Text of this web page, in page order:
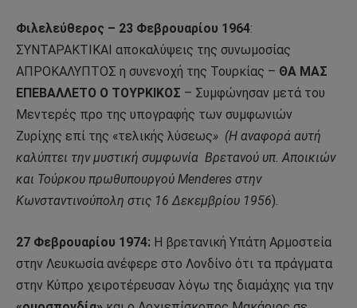
Φιλελεύθερος – 23 Φεβρουαρίου 1964:
ΣΥΝΤΑΡΑΚΤΙΚΑΙ αποκαλύψεις της συνωμοσίας
ΑΠΡΟΚΑΛΥΠΤΟΣ η συνενοχή της Τουρκίας – ΘΑ ΜΑΣ
ΕΠΕΒΑΛΛΕΤΟ Ο ΤΟΥΡΚΙΚΟΣ – Συμφώνησαν μετά του
Μεντερές προ της υπογραφής των συμφωνιών
Ζυρίχης επί της «τελικής λύσεως» (Η αναφορά αυτή
καλύπτει την μυστική συμφωνία Βρετανού υπ. Αποικιών
και Τούρκου πρωθυπουργού Menderes στην
Κωνσταντινούπολη στις 16 Δεκεμβρίου 1956).
27 Φεβρουαρίου 1974: Η βρετανική Υπάτη Αρμοστεία
στην Λευκωσία ανέφερε στο Λονδίνο ότι τα πράγματα
στην Κύπρο χειροτέρευσαν λόγω της διαμάχης για την